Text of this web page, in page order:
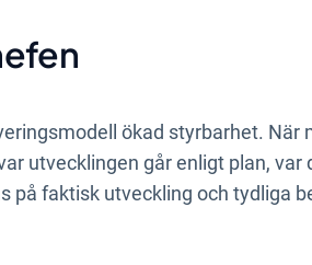
ökad styrbarhet. När
utvecklingen går enligt plan, var
på faktisk utveckling och tydliga